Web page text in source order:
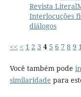
Revista
Interlocuções
diálogos
<< < 1 2 3 4 5 6 7 8 9
Você também pode
similaridade para